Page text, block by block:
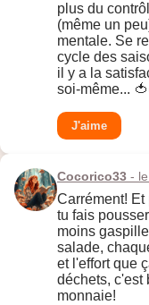
plus du
(même un
mentale. Se
cycle des
il y a la
soi-même...
J'aime
Cocorico33 -
Carrément!
tu fais
moins
salade,
et l'effort que
déchets, c'est
monnaie!